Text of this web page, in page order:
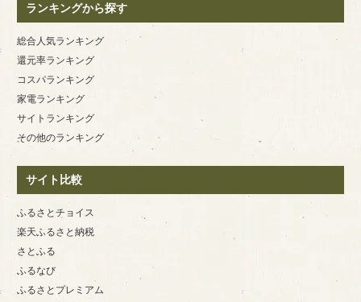
ランキングから探す
総合人気ランキング
還元率ランキング
コスパランキング
家電ランキング
サイトランキング
その他のランキング
サイト比較
ふるさとチョイス
楽天ふるさと納税
さとふる
ふるなび
ふるさとプレミアム